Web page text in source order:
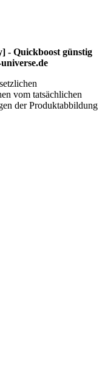
- Quickboost günstig
vom tatsächlichen
der Produktabbildung